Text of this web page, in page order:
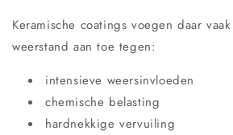
Keramische coatings voegen daar
weerstand aan toe tegen:
intensieve weersinvloeden
chemische belasting
hardnekkige vervuiling